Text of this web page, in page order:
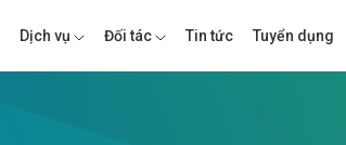
Dịch vụ Đối tác Tin tức Tuyển dụng